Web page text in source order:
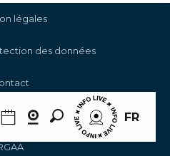
Recherche FR
légales
des données
des cookies